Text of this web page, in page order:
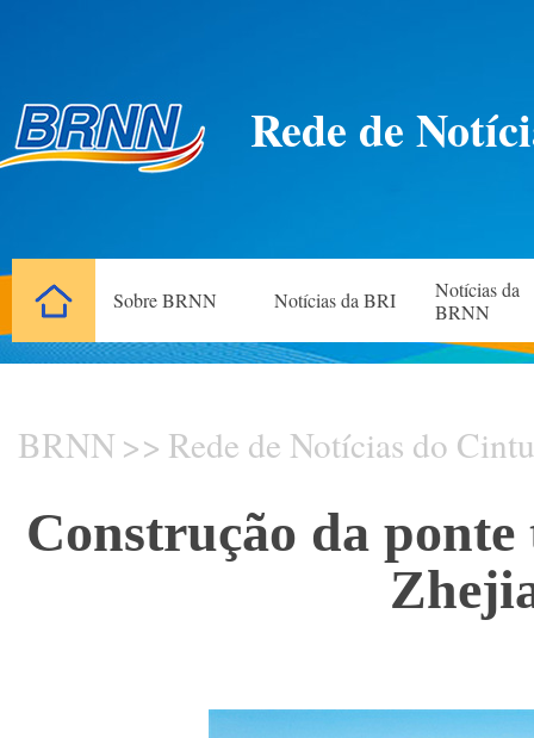
Rede de
Sobre BRNN Notícias da BRI
Notícias da
BRNN
BRNN >> Rede de Notícias do
Construção da